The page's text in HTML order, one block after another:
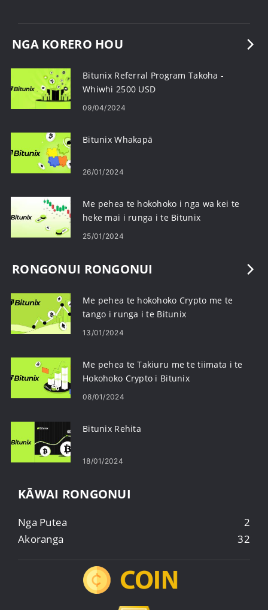
NGA KORERO HOU
Bitunix Referral Program Takoha -
Whiwhi 2500 USD
09/04/2024
Bitunix Whakapā
26/01/2024
Me pehea te hokohoko i nga wa kei te
heke mai i runga i te Bitunix
25/01/2024
RONGONUI RONGONUI
Me pehea te hokohoko Crypto me te
tango i runga i te Bitunix
13/01/2024
Me pehea te Takiuru me te tiimata i te
Hokohoko Crypto i Bitunix
08/01/2024
Bitunix Rehita
18/01/2024
KĀWAI RONGONUI
Nga Putea
2
Akoranga
32